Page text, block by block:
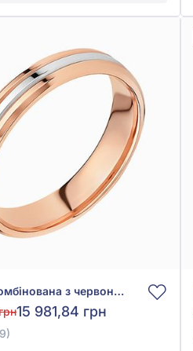
Обручка комбінована з червоно-білого золота 585°, арт. ОК309
15 981,84 грн